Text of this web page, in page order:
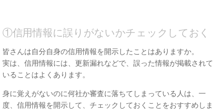
①信用情報に誤りがないかチェックしておく
皆さんは自分自身の信用情報を開示したことはありますか。
実は、信用情報には、更新漏れなどで、誤った情報が掲載されて
いることはよくあります。
身に覚えがないのに何社か審査に落ちてしまっている人は、一
度、信用情報を開示して、チェックしておくことをおすすめしま